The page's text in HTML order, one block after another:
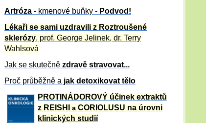
Artróza - kmenové buňky - Podvod!
Lékaři se sami uzdravili z Roztroušené
sklerózy, prof. George Jelinek, dr. Terry
Wahlsová
Jak se skutečně zdravě stravovat...
Proč průběžně a jak detoxikovat tělo
PROTINÁDOROVÝ účinek extraktů
z REISHI a CORIOLUSU na úrovni
klinických studií